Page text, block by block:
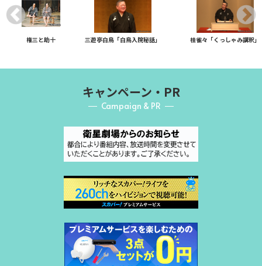
権三と助十 三遊亭白鳥「白鳥入院秘話」 桂雀々「くっしゃみ講釈」
キャンペーン・PR
Campaign & PR